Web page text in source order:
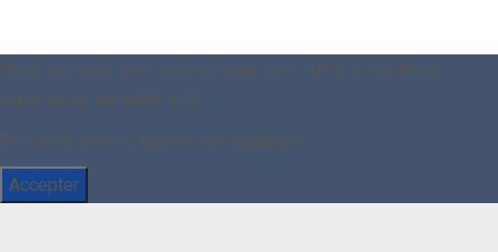
Nous utilisons des cookies pour vous offrir la meilleure
expérience sur notre site.
En savoir plus ou ajuster vos réglages.
Accepter